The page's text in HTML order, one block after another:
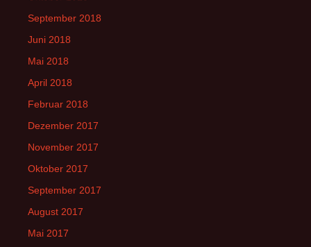
September 2018
Juni 2018
Mai 2018
April 2018
Februar 2018
Dezember 2017
November 2017
Oktober 2017
September 2017
August 2017
Mai 2017